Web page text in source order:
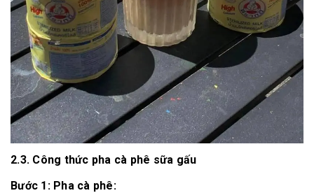
2.3. Công thức pha cà phê sữa gấu
Bước 1: Pha cà phê: